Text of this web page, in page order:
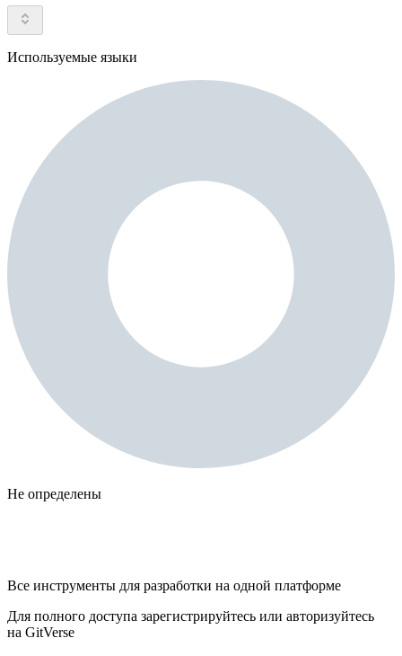
Используемые языки
Не определены
Все инструменты для разработки на одной платформе
Для полного доступа зарегистрируйтесь или авторизуйтесь
на GitVerse